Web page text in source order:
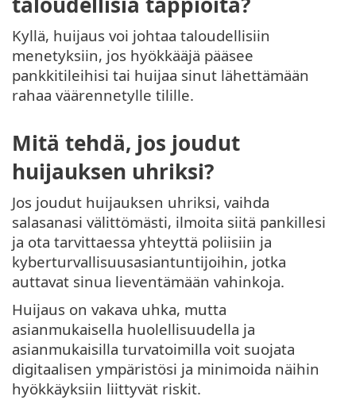
Kyllä, huijaus voi johtaa taloudellisiin
menetyksiin, jos hyökkääjä pääsee
pankkitileihisi tai huijaa sinut lähettämään
rahaa väärennetylle tilille.
Mitä tehdä, jos joudut
huijauksen uhriksi?
Jos joudut huijauksen uhriksi, vaihda
salasanasi välittömästi, ilmoita siitä pankillesi
ja ota tarvittaessa yhteyttä poliisiin ja
kyberturvallisuusasiantuntijoihin, jotka
auttavat sinua lieventämään vahinkoja.
Huijaus on vakava uhka, mutta
asianmukaisella huolellisuudella ja
asianmukaisilla turvatoimilla voit suojata
digitaalisen ympäristösi ja minimoida näihin
hyökkäyksiin liittyvät riskit.